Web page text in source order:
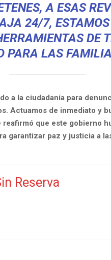
A ESAS
24/7,
DE
PARA LAS
a la ciudadanía para
Actuamos de inmediato y
reafirmó que este gobierno
garantizar paz y justicia a
Reserva